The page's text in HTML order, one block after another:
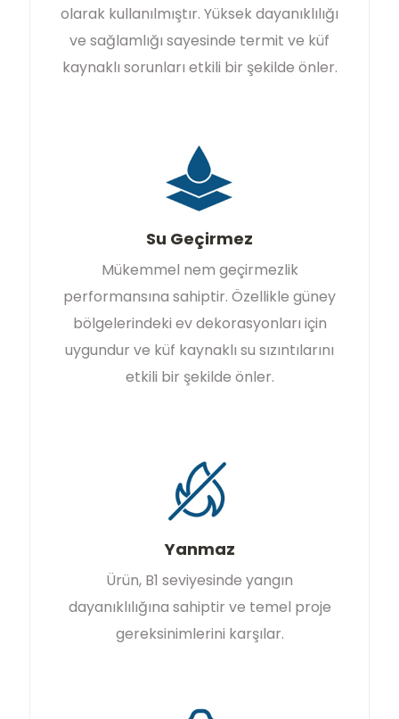
olarak kullanılmıştır. Yüksek dayanıklılığı
ve sağlamlığı sayesinde termit ve küf
kaynaklı sorunları etkili bir şekilde önler.
Su Geçirmez
Mükemmel nem geçirmezlik
performansına sahiptir. Özellikle güney
bölgelerindeki ev dekorasyonları için
uygundur ve küf kaynaklı su sızıntılarını
etkili bir şekilde önler.
Yanmaz
Ürün, B1 seviyesinde yangın
dayanıklılığına sahiptir ve temel proje
gereksinimlerini karşılar.